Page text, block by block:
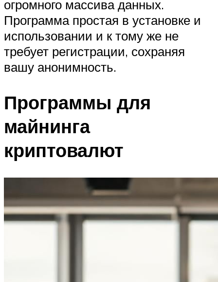
огромного массива данных.
Программа простая в установке и
использовании и к тому же не
требует регистрации, сохраняя
вашу анонимность.
Программы для
майнинга
криптовалют